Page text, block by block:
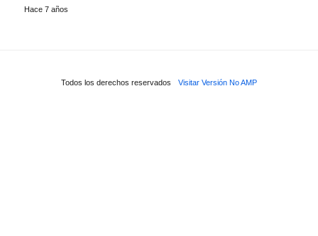
Hace 7 años
Todos los derechos reservados Visitar Versión No AMP